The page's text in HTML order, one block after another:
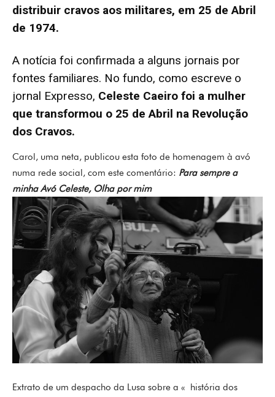
distribuir cravos aos militares, em 25 de Abril
de 1974.
A notícia foi confirmada a alguns jornais por
fontes familiares. No fundo, como escreve o
jornal Expresso, Celeste Caeiro foi a mulher
que transformou o 25 de Abril na Revolução
dos Cravos.
Carol, uma neta, publicou esta foto de homenagem à avó
numa rede social, com este comentário: Para sempre a
minha Avó Celeste, Olha por mim
Extrato de um despacho da Lusa sobre a « história dos